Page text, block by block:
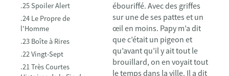
.25 Spoiler Alert
.24 Le Propre de
l'Homme
.23 Boîte à Rires
.22 Vingt-Sept
.21 Très Courtes
ébouriffé. Avec des griffes
sur une de ses pattes et un
œil en moins. Papy m’a dit
que c’était un pigeon et
qu’avant qu’il y ait tout le
brouillard, on en voyait tout
le temps dans la ville. Il a dit